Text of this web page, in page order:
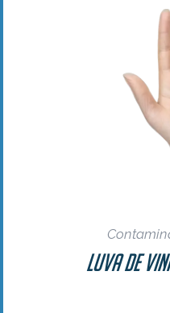
Luva de